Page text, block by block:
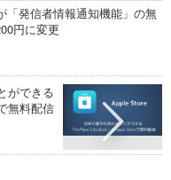
「発信者情報通知機能」の無
円に変更
ができる
無料配信